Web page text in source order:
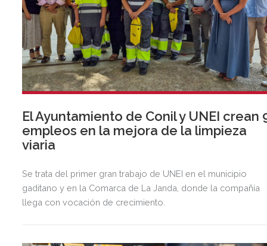
El Ayuntamiento de Conil y UNEI crean
empleos en la mejora de la limpieza
viaria
Se trata del primer gran trabajo de UNEI en el municipio
gaditano y en la Comarca de La Janda, donde la compañía
llega con vocación de crecimiento.